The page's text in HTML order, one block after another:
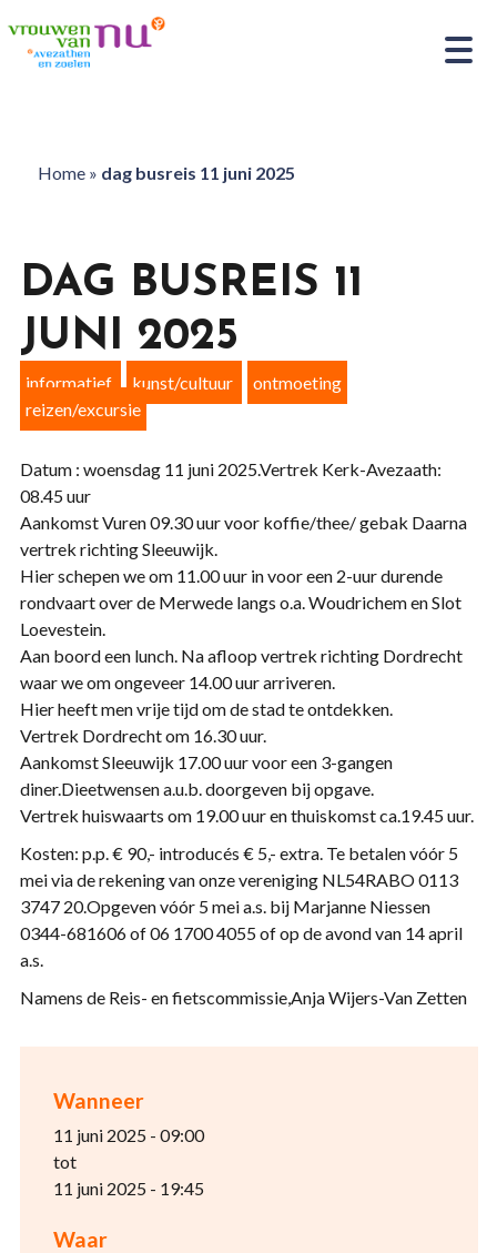
Home» dag busreis 11 juni 2025
Wanneer
11 juni 2025 - 09:00
tot
11 juni 2025 - 19:45
Waar
DAG BUSREIS 11
JUNI 2025
informatief kunst/cultuur
ontmoeting
reizen/excursie
Datum : woensdag 11 juni 2025.Vertrek Kerk-Avezaath:
08.45 uur
Aankomst Vuren 09.30 uur voor koffie/thee/ gebak Daarna
vertrek richting Sleeuwijk.
Hier schepen we om 11.00 uur in voor een 2-uur durende
rondvaart over de Merwede langs o.a. Woudrichem en Slot
Loevestein.
Aan boord een lunch. Na afloop vertrek richting Dordrecht
waar we om ongeveer 14.00 uur arriveren.
Hier heeft men vrije tijd om de stad te ontdekken.
Vertrek Dordrecht om 16.30 uur.
Aankomst Sleeuwijk 17.00 uur voor een 3-gangen
diner.Dieetwensen a.u.b. doorgeven bij opgave.
Vertrek huiswaarts om 19.00 uur en thuiskomst ca.19.45 uur.
Kosten: p.p. € 90,- introducés € 5,- extra. Te betalen vóór 5
mei via de rekening van onze vereniging NL54RABO 0113
3747 20.Opgeven vóór 5 mei a.s. bij Marjanne Niessen
0344-681606 of 06 1700 4055 of op de avond van 14 april
a.s.
Namens de Reis- en fietscommissie,Anja Wijers-Van Zetten